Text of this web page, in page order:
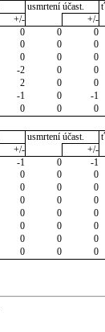
usmrtení účast.
+/-
+/-
0 0 0
0 0 0
0 0 0
-2 0 0
2 0 0
-1 0 -1
0 0 0
usmrtení účast.
+/-
+/-
-1 0 -1
0 0 0
0 0 0
0 0 0
0 0 0
0 0 0
0 0 0
0 0 0